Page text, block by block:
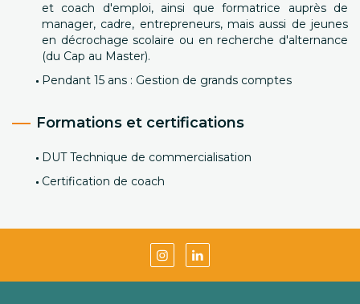
et coach d'emploi, ainsi que formatrice auprès de
manager, cadre, entrepreneurs, mais aussi de jeunes
en décrochage scolaire ou en recherche d'alternance
(du Cap au Master).
Pendant 15 ans : Gestion de grands comptes
Formations et certifications
DUT Technique de commercialisation
Certification de coach